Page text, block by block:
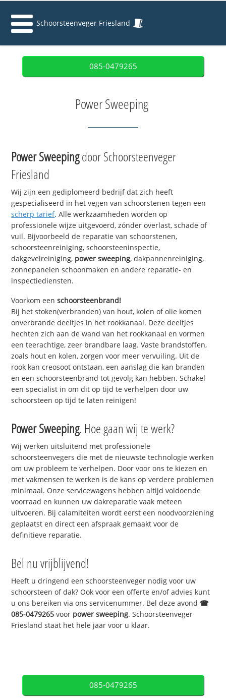
Schoorsteenveger Friesland
085-0479265
Power Sweeping
Power Sweepingdoor Schoorsteenveger
Friesland
Wij zijn een gediplomeerd bedrijf dat zich heeft
gespecialiseerd in het vegen van schoorstenen tegen een
scherp tarief. Alle werkzaamheden worden op
professionele wijze uitgevoerd, zónder overlast, schade of
vuil. Bijvoorbeeld de reparatie van schoorstenen,
schoorsteenreiniging, schoorsteeninspectie,
dakgevelreiniging, power sweeping, dakpannenreiniging,
zonnepanelen schoonmaken en andere reparatie- en
inspectiediensten.
Voorkom eenschoorsteenbrand!
Bij het stoken(verbranden) van hout, kolen of olie komen
onverbrande deeltjes in het rookkanaal. Deze deeltjes
hechten zich aan de wand van het rookkanaal en vormen
een teerachtige, zeer brandbare laag. Vaste brandstoffen,
zoals hout en kolen, zorgen voor meer vervuiling. Uit de
rook kan creosoot ontstaan, een aanslag die kan branden
en een schoorsteenbrand tot gevolg kan hebben. Schakel
een specialist in om dit op tijd te verhelpen door uw
schoorsteen op tijd te laten reinigen!
Power Sweeping. Hoe gaan wij te werk?
Wij werken uitsluitend met professionele
schoorsteenvegers die met de nieuwste technologie werken
om uw probleem te verhelpen. Door voor ons te kiezen en
met vakmensen te werken is de kans op verdere problemen
minimaal. Onze servicewagens hebben altijd voldoende
voorraad en kunnen uw dakreparatie vaak meteen
uitvoeren. Bij calamiteiten wordt eerst een noodvoorziening
geplaatst en direct een afspraak gemaakt voor de
definitieve reparatie.
Bel nu vrijblijvend!
Heeft u dringend een schoorsteenveger nodig voor uw
schoorsteen of dak? Ook voor een offerte en/of advies kunt
u ons bereiken via ons servicenummer. Bel deze avond ☎
085-0479265 voor power sweeping. Schoorsteenveger
Friesland staat het hele jaar voor u klaar.
085-0479265